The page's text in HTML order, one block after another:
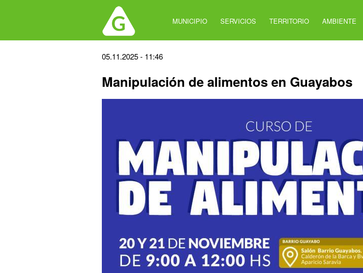
MUNICIPIO SERVICIOS TERRITORIO AMBIENTE
Back
top
05.11.2025 - 11:46
Manipulación de alimentos en Guayabos